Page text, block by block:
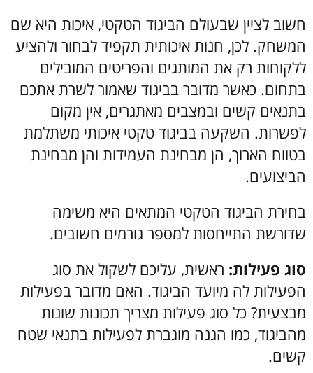
חשוב לציין שבעולם הביגוד הטקטי, איכות היא שם
המשחק. לכן, חנות איכותית תקפיד לבחור ולהציע
ללקוחות רק את המותגים והפריטים המובילים
בתחום. כאשר מדובר בביגוד שאמור לשרת אתכם
בתנאים קשים ובמצבים מאתגרים, אין מקום
לפשרות. השקעה בביגוד טקטי איכותי משתלמת
בטווח הארוך, הן מבחינת העמידות והן מבחינת
הביצועים.
בחירת הביגוד הטקטי המתאים היא משימה
שדורשת התייחסות למספר גורמים חשובים.
סוג פעילות: ראשית, עליכם לשקול את סוג
הפעילות לה מיועד הביגוד. האם מדובר בפעילות
מבצעית? כל סוג פעילות מצריך תכונות שונות
מהביגוד, כמו הגנה מוגברת לפעילות בתנאי שטח
קשים.